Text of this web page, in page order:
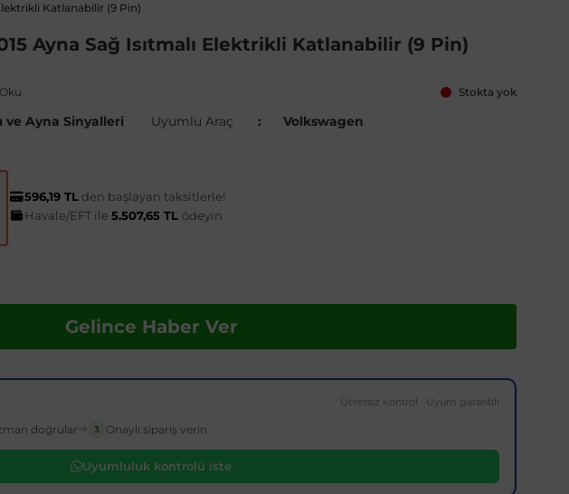
Katlanabilir (9 Pin)
Ayna Sağ Isıtmalı Elektrikli Katlanabilir (9 Pin)
Stokta yok
ve Ayna Sinyalleri Uyumlu Araç Volkswagen
596,19 TL den başlayan taksitlerle!
Havale/EFT ile 5.507,65 TL ödeyin
Gelince Haber Ver
Ücretsiz kontrol · Uyum garantili
doğrular 3 Onaylı sipariş verin
Uyumluluk kontrolü iste